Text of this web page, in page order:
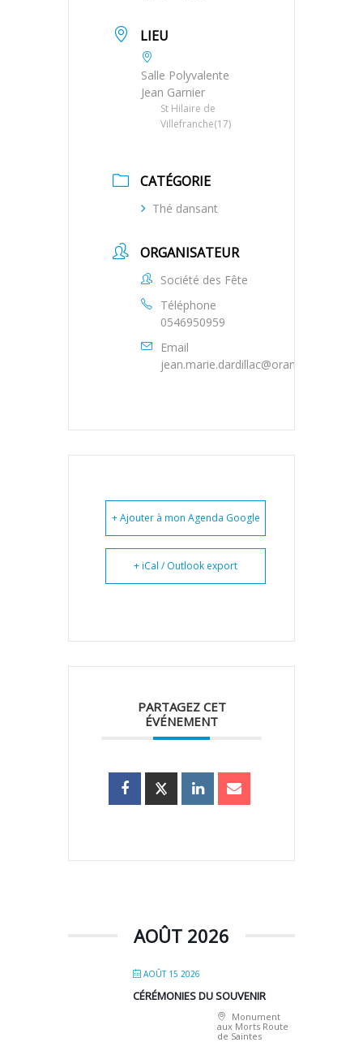
LIEU
Salle Polyvalente
Jean Garnier
St Hilaire de
Villefranche(17)
CATÉGORIE
Thé dansant
ORGANISATEUR
Société des Fête
Téléphone
0546950959
Email
jean.marie.dardillac@orange.fr
+ Ajouter à mon Agenda Google
+ iCal / Outlook export
PARTAGEZ CET
ÉVÉNEMENT
AOÛT 2026
AOÛT 15 2026
CÉRÉMONIES DU SOUVENIR
Monument
aux Morts Route
de Saintes